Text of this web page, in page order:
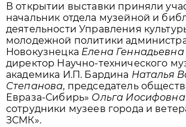
В открытии выставки приняли
начальник отдела музейной и
деятельности Управления
молодежной политики
Новокузнецка Елена
директор Научно-технического
академика И.П. Бардина Наталья
Степанова, председатель
Евраза-Сибирь» Ольга
сотрудники музеев города и
ЗСМК».